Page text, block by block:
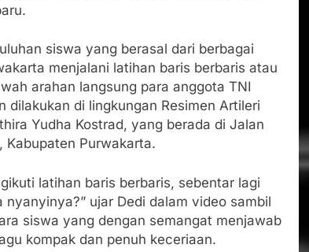
siswa yang berasal dari berbagai
menjalani latihan baris berbaris atau
arahan langsung para anggota TNI
dilakukan di lingkungan Resimen Artileri
Yudha Kostrad, yang berada di Jalan
Kabupaten Purwakarta.
latihan baris berbaris, sebentar lagi
nyanyinya?” ujar Dedi dalam video sambil
siswa yang dengan semangat menjawab
kompak dan penuh keceriaan.